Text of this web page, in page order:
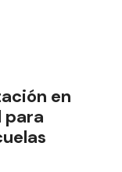
en
para